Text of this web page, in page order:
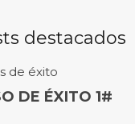
destacados